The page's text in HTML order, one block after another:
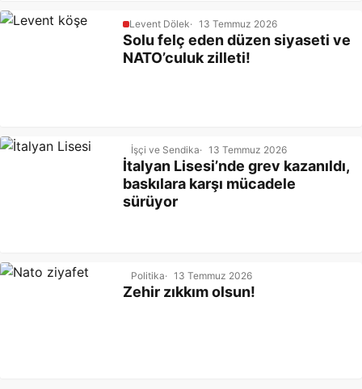
Solu felç eden düzen siyaseti ve
NATO’culuk zilleti!
Levent Dölek 13 Temmuz 2026
İtalyan Lisesi’nde grev kazanıldı,
baskılara karşı mücadele
sürüyor
İşçi ve Sendika 13 Temmuz 2026
Zehir zıkkım olsun!
Politika 13 Temmuz 2026